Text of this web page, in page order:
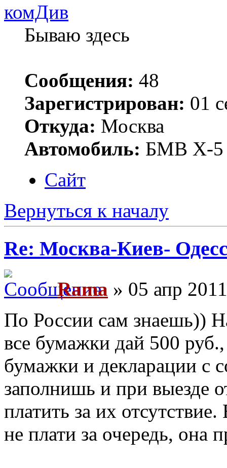
комДив
Бываю здесь
Сообщения: 48
Зарегистрирован: 01
Откуда: Москва
Автомобиль: БМВ Х-5
Сайт
Вернуться к началу
Re: Москва-Киев-
Rama » 05 апр
По России сам знаешь))
все бумажки дай 500
бумажки и декларации с
заполнишь и при выезде
платить за их
не плати за очередь, она